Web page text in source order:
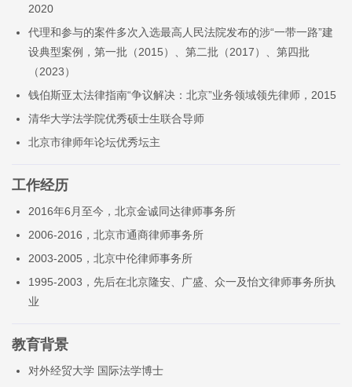
2020
代理和参与的案件多次入选最高人民法院发布的涉“一带一路”建
设典型案例，第一批（2015）、第二批（2017）、第四批
（2023）
钱伯斯亚太法律指南“争议解决：北京”业务领域领先律师，2015
清华大学法学院优秀硕士生联合导师
北京市律师年论坛优秀坛主
工作经历
2016年6月至今，北京金诚同达律师事务所
2006-2016，北京市通商律师事务所
2003-2005，北京中伦律师事务所
1995-2003，先后在北京隆安、广盛、众一及怡文律师事务所执
业
教育背景
对外经贸大学 国际法学博士